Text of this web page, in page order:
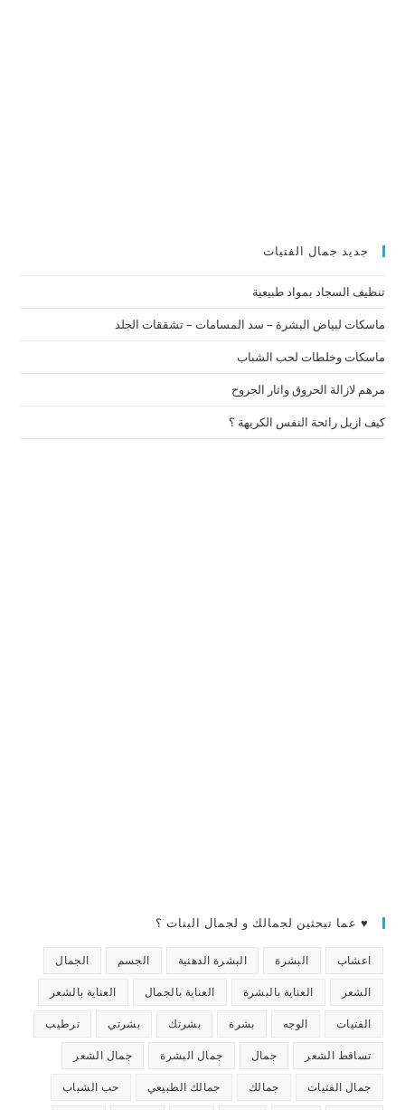
جديد جمال الفتيات
تنظيف السجاد بمواد طبيعية
ماسكات لبياض البشرة – سد المسامات – تشققات الجلد
ماسكات وخلطات لحب الشباب
مرهم لازالة الحروق واثار الجروح
كيف ازيل رائحة النفس الكريهة ؟
♥ عما تبحثين لجمالك و لجمال البنات ؟
اعشاب البشرة البشرة الدهنية الجسم الجمال
الشعر العناية بالبشرة العناية بالجمال العناية بالشعر
الفتيات الوجه بشرة بشرتك بشرتي ترطيب
تساقط الشعر جمال جمال البشرة جمال الشعر
جمال الفتيات جمالك جمالك الطبيعي حب الشباب